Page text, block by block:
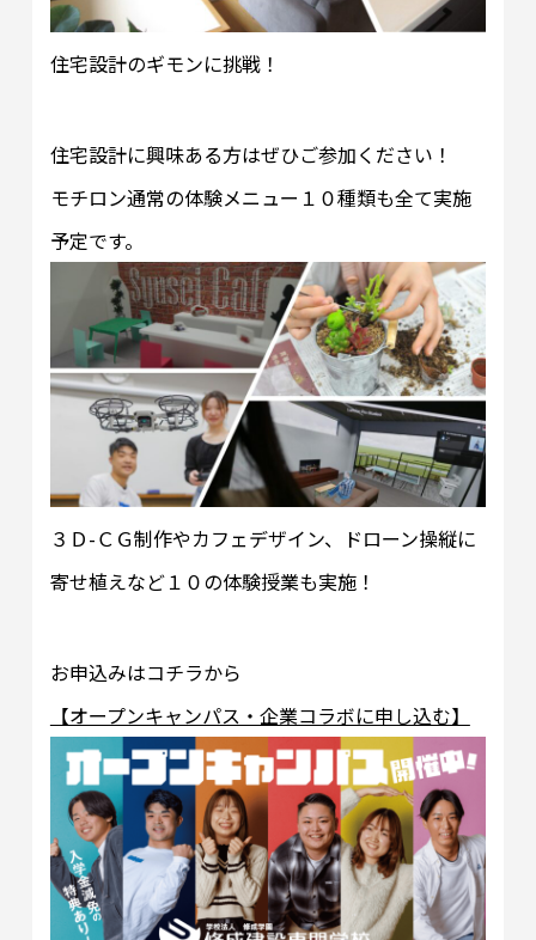
住宅設計のギモンに挑戦！
住宅設計に興味ある方はぜひご参加ください！
モチロン通常の体験メニュー１０種類も全て実施
予定です。
３Ｄ-ＣＧ制作やカフェデザイン、ドローン操縦に
寄せ植えなど１０の体験授業も実施！
お申込みはコチラから
【オープンキャンパス・企業コラボに申し込む】